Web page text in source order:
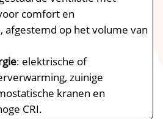
comfort en
afgestemd op het volume van
: elektrische of
zuinige
kranen en
CRI.​